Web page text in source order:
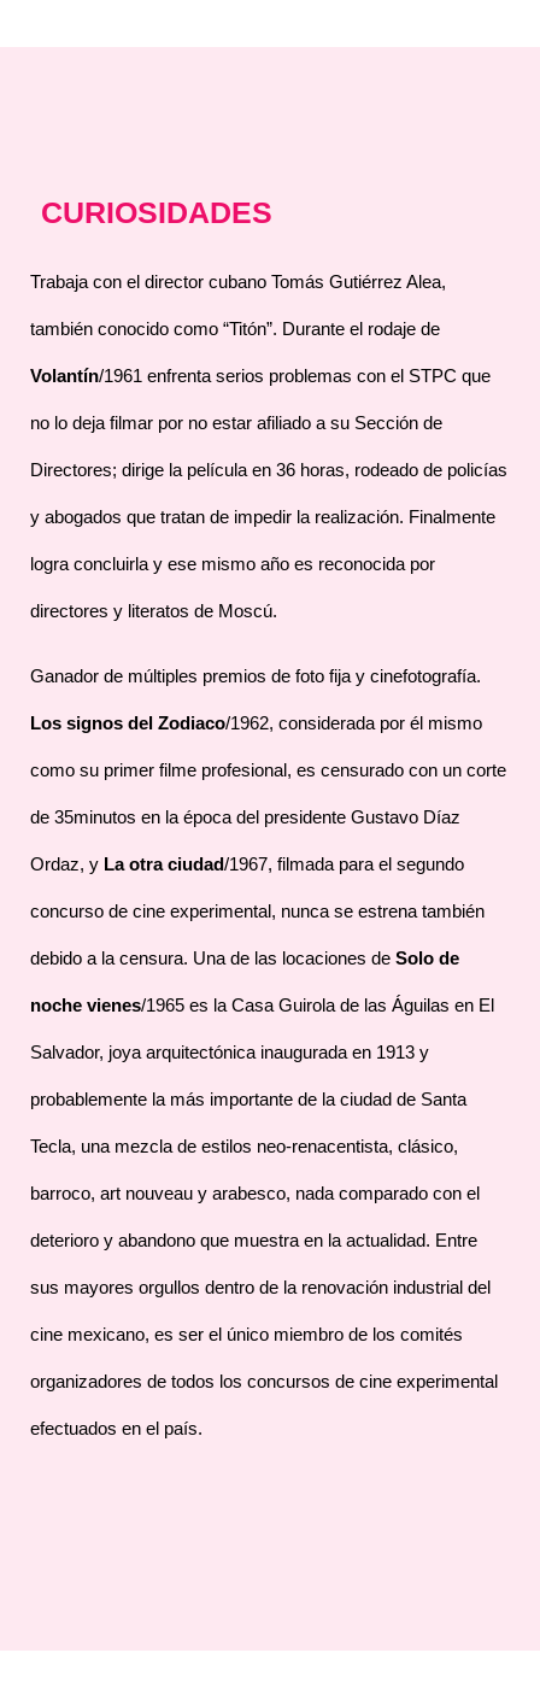
CURIOSIDADES
Trabaja con el director cubano Tomás Gutiérrez Alea,
también conocido como “Titón”. Durante el rodaje de
Volantín/1961 enfrenta serios problemas con el STPC que
no lo deja filmar por no estar afiliado a su Sección de
Directores; dirige la película en 36 horas, rodeado de policías
y abogados que tratan de impedir la realización. Finalmente
logra concluirla y ese mismo año es reconocida por
directores y literatos de Moscú.
Ganador de múltiples premios de foto fija y cinefotografía.
Los signos del Zodiaco/1962, considerada por él mismo
como su primer filme profesional, es censurado con un corte
de 35minutos en la época del presidente Gustavo Díaz
Ordaz, y La otra ciudad/1967, filmada para el segundo
concurso de cine experimental, nunca se estrena también
debido a la censura. Una de las locaciones de Solo de
noche vienes/1965 es la Casa Guirola de las Águilas en El
Salvador, joya arquitectónica inaugurada en 1913 y
probablemente la más importante de la ciudad de Santa
Tecla, una mezcla de estilos neo-renacentista, clásico,
barroco, art nouveau y arabesco, nada comparado con el
deterioro y abandono que muestra en la actualidad. Entre
sus mayores orgullos dentro de la renovación industrial del
cine mexicano, es ser el único miembro de los comités
organizadores de todos los concursos de cine experimental
efectuados en el país.